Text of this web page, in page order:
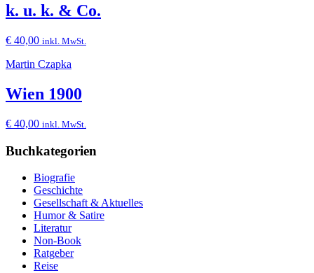
k. u. k. & Co.
€ 40,00 inkl. MwSt.
Martin Czapka
Wien 1900
€ 40,00 inkl. MwSt.
Buchkategorien
Biografie
Geschichte
Gesellschaft & Aktuelles
Humor & Satire
Literatur
Non-Book
Ratgeber
Reise